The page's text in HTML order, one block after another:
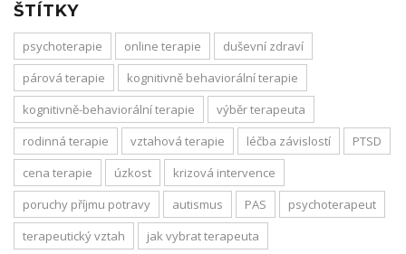
ŠTÍTKY
psychoterapie online terapie
duševní zdraví
párová terapie
kognitivně behaviorální terapie
kognitivně-behaviorální terapie
výběr terapeuta
rodinná terapie
vztahová terapie léčba závislostí
PTSD
cena terapie
úzkost
krizová intervence
poruchy příjmu potravy
autismus PAS
psychoterapeut
terapeutický vztah
jak vybrat terapeuta